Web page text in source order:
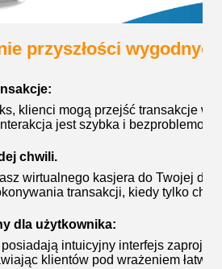
przyszłości
klienci mogą przejść transakcje w
jest szybka i
chwili.
wirtualnego kasjera do Twojej
transakcji, kiedy tylko
dla użytkownika:
posiadają intuicyjny interfejs
klientów pod wrażeniem